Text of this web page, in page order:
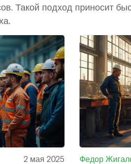
Такой подход приносит
2 мая 2025 Федор